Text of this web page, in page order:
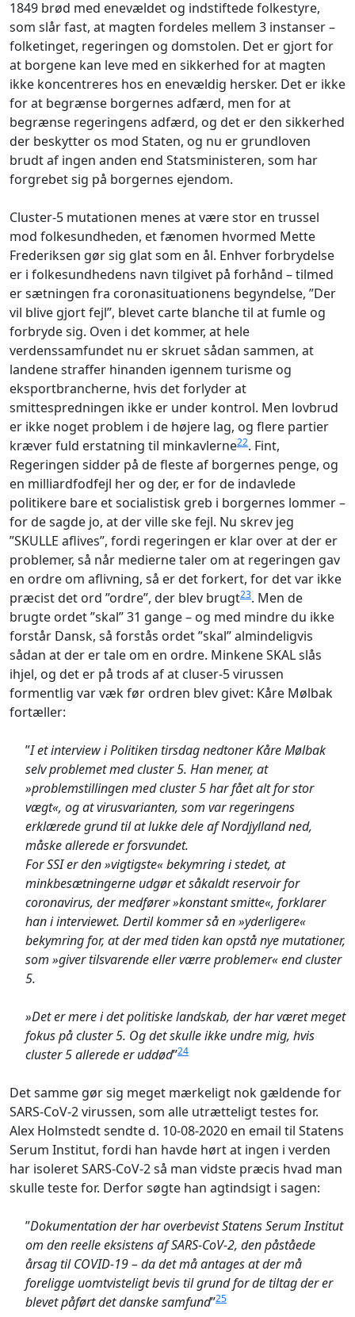
1849 brød med enevældet og indstiftede folkestyre,
som slår fast, at magten fordeles mellem 3 instanser –
folketinget, regeringen og domstolen. Det er gjort for
at borgene kan leve med en sikkerhed for at magten
ikke koncentreres hos en enevældig hersker. Det er ikke
for at begrænse borgernes adfærd, men for at
begrænse regeringens adfærd, og det er den sikkerhed
der beskytter os mod Staten, og nu er grundloven
brudt af ingen anden end Statsministeren, som har
forgrebet sig på borgernes ejendom.
Cluster-5 mutationen menes at være stor en trussel
mod folkesundheden, et fænomen hvormed Mette
Frederiksen gør sig glat som en ål. Enhver forbrydelse
er i folkesundhedens navn tilgivet på forhånd – tilmed
er sætningen fra coronasituationens begyndelse, ”Der
vil blive gjort fejl”, blevet carte blanche til at fumle og
forbryde sig. Oven i det kommer, at hele
verdenssamfundet nu er skruet sådan sammen, at
landene straffer hinanden igennem turisme og
eksportbrancherne, hvis det forlyder at
smittespredningen ikke er under kontrol. Men lovbrud
er ikke noget problem i de højere lag, og flere partier
kræver fuld erstatning til minkavlerne22. Fint,
Regeringen sidder på de fleste af borgernes penge, og
en milliardfodfejl her og der, er for de indavlede
politikere bare et socialistisk greb i borgernes lommer –
for de sagde jo, at der ville ske fejl. Nu skrev jeg
”SKULLE aflives”, fordi regeringen er klar over at der er
problemer, så når medierne taler om at regeringen gav
en ordre om aflivning, så er det forkert, for det var ikke
præcist det ord ”ordre”, der blev brugt23. Men de
brugte ordet ”skal” 31 gange – og med mindre du ikke
forstår Dansk, så forstås ordet ”skal” almindeligvis
sådan at der er tale om en ordre. Minkene SKAL slås
ihjel, og det er på trods af at cluser-5 virussen
formentlig var væk før ordren blev givet: Kåre Mølbak
fortæller:
”I et interview i Politiken tirsdag nedtoner Kåre Mølbak
selv problemet med cluster 5. Han mener, at
»problemstillingen med cluster 5 har fået alt for stor
vægt«, og at virusvarianten, som var regeringens
erklærede grund til at lukke dele af Nordjylland ned,
måske allerede er forsvundet.
For SSI er den »vigtigste« bekymring i stedet, at
minkbesætningerne udgør et såkaldt reservoir for
coronavirus, der medfører »konstant smitte«, forklarer
han i interviewet. Dertil kommer så en »yderligere«
bekymring for, at der med tiden kan opstå nye mutationer,
som »giver tilsvarende eller værre problemer« end cluster
5.
»Det er mere i det politiske landskab, der har været meget
fokus på cluster 5. Og det skulle ikke undre mig, hvis
cluster 5 allerede er uddød”24
Det samme gør sig meget mærkeligt nok gældende for
SARS-CoV-2 virussen, som alle utrætteligt testes for.
Alex Holmstedt sendte d. 10-08-2020 en email til Statens
Serum Institut, fordi han havde hørt at ingen i verden
har isoleret SARS-CoV-2 så man vidste præcis hvad man
skulle teste for. Derfor søgte han agtindsigt i sagen:
”Dokumentation der har overbevist Statens Serum Institut
om den reelle eksistens af SARS-CoV-2, den påståede
årsag til COVID-19 – da det må antages at der må
foreligge uomtvisteligt bevis til grund for de tiltag der er
blevet påført det danske samfund”25